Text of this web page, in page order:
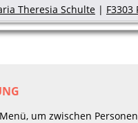
Theresia Schulte |
um zwischen